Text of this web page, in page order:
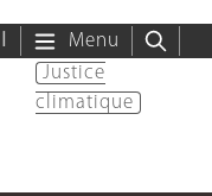
Menu
Justice
climatique